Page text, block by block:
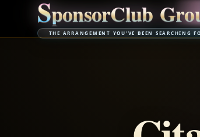
SponsorClub Gro
THE ARRANGEMENT YOU'VE BEEN SEARCHING